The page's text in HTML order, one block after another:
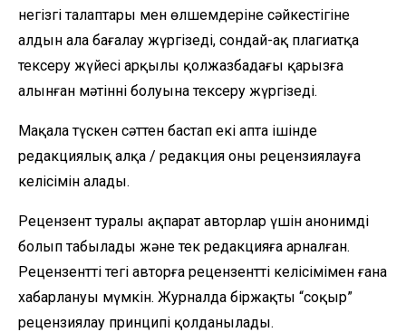
негізгі талаптары мен өлшемдеріне сәйкестігіне
алдын ала бағалау жүргізеді, сондай-ақ плагиатқа
тексеру жүйесі арқылы қолжазбадағы қарызға
алынған мәтіннің болуына тексеру жүргізеді.
Мақала түскен сәттен бастап екі апта ішінде
редакциялық алқа / редакция оны рецензиялауға
келісімін алады.
Рецензент туралы ақпарат авторлар үшін анонимді
болып табылады және тек редакцияға арналған.
Рецензенттің тегі авторға рецензенттің келісімімен ғана
хабарлануы мүмкін. Журналда біржақты “соқыр”
рецензиялау принципі қолданылады.